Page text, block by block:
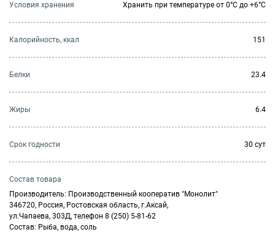
Условия хранения Хранить при температуре от 0°С до +6°С
Калорийность, ккал 151
Белки 23.4
Жиры 6.4
Cрок годности 30 сут
Состав товара
Производитель: Производственный кооператив "Монолит"
346720, Россия, Ростовская область, г.Аксай,
ул.Чапаева, 303Д, телефон 8 (250) 5-81-62
Состав: Рыба, вода, соль